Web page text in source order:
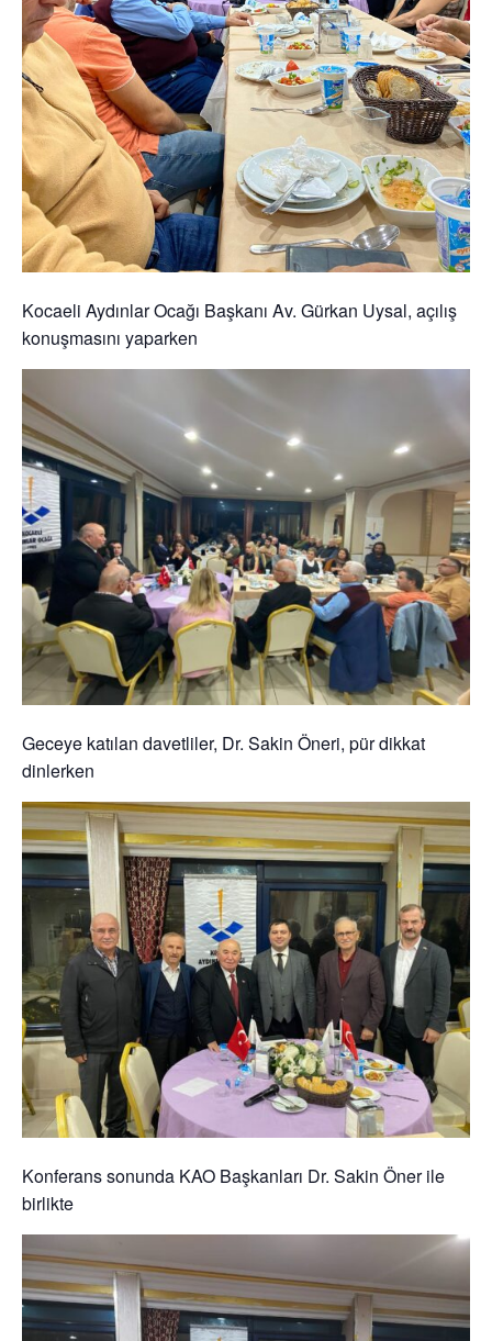
Kocaeli Aydınlar Ocağı Başkanı Av. Gürkan Uysal, açılış
konuşmasını yaparken
Geceye katılan davetliler, Dr. Sakin Öneri, pür dikkat
dinlerken
Konferans sonunda KAO Başkanları Dr. Sakin Öner ile
birlikte